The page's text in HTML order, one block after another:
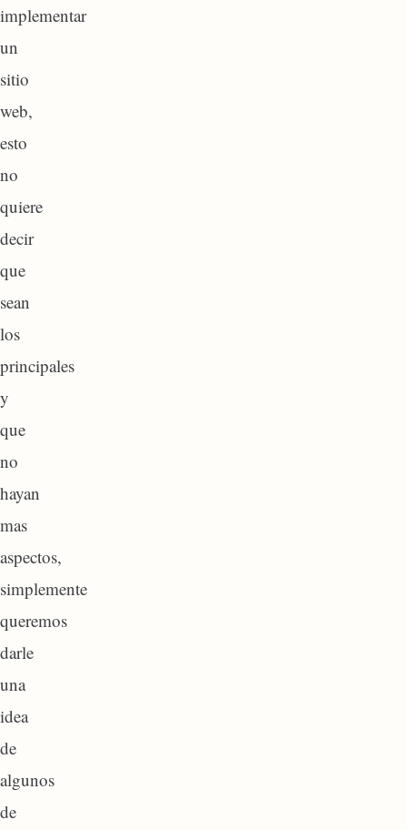
implementar
un
sitio
web,
esto
no
quiere
decir
que
sean
los
principales
y
que
no
hayan
mas
aspectos,
simplemente
queremos
darle
una
idea
de
algunos
de